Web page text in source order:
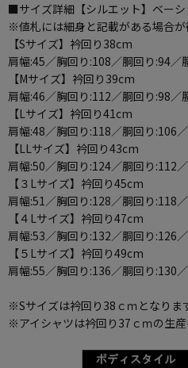
■サイズ詳細【シルエット】ベーシ
※値札には細身と記載がある場合が
【Sサイズ】衿回り38cm
肩幅:45／胸回り:108／胴回り:94／
【Mサイズ】衿回り39cm
肩幅:46／胸回り:112／胴回り:98／
【Lサイズ】衿回り41cm
肩幅:48／胸回り:118／胴回り:106
【LLサイズ】衿回り43cm
肩幅:50／胸回り:124／胴回り:112
【３Lサイズ】衿回り45cm
肩幅:51／胸回り:128／胴回り:118
【４Lサイズ】衿回り47cm
肩幅:53／胸回り:132／胴回り:126
【５Lサイズ】衿回り49cm
肩幅:55／胸回り:136／胴回り:130
※Sサイズは衿回り38ｃｍとなりま
※アイシャツは衿回り37ｃｍの生産